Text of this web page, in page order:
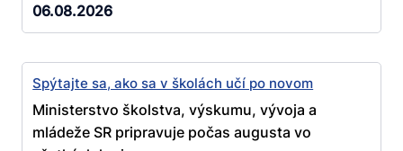
06.08.2026
Spýtajte sa, ako sa v školách učí po novom
Ministerstvo školstva, výskumu, vývoja a
mládeže SR pripravuje počas augusta vo